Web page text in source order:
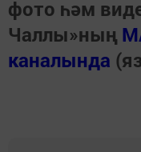
фото һәм
Чаллы»ның
каналында